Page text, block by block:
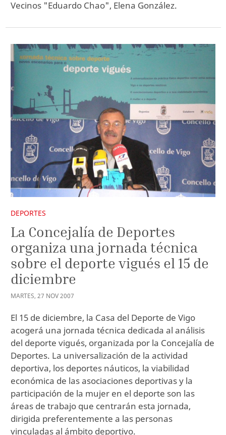
Vecinos "Eduardo Chao", Elena González.
DEPORTES
La Concejalía de Deportes
organiza una jornada técnica
sobre el deporte vigués el 15 de
diciembre
MARTES, 27 NOV2007
El 15 de diciembre, la Casa del Deporte de Vigo
acogerá una jornada técnica dedicada al análisis
del deporte vigués, organizada por la Concejalía de
Deportes. La universalización de la actividad
deportiva, los deportes náuticos, la viabilidad
económica de las asociaciones deportivas y la
participación de la mujer en el deporte son las
áreas de trabajo que centrarán esta jornada,
dirigida preferentemente a las personas
vinculadas al ámbito deportivo.